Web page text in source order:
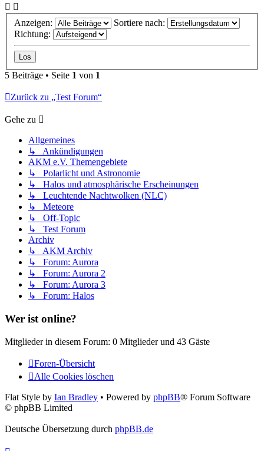
Anzeigen:
Sortiere nach:
Richtung:
5 Beiträge • Seite 1 von 1
Zurück zu „Test Forum“
Gehe zu
Allgemeines
↳ Ankündigungen
AKM e.V. Themengebiete
↳ Polarlicht und Astronomie
↳ Halos und atmosphärische Erscheinungen
↳ Leuchtende Nachtwolken (NLC)
↳ Meteore
↳ Off-Topic
↳ Test Forum
Archiv
↳ AKM Archiv
↳ Forum: Aurora
↳ Forum: Aurora 2
↳ Forum: Aurora 3
↳ Forum: Halos
Wer ist online?
Mitglieder in diesem Forum: 0 Mitglieder und 43 Gäste
Foren-Übersicht
Alle Cookies löschen
Flat Style by Ian Bradley • Powered by phpBB® Forum Software
© phpBB Limited
Deutsche Übersetzung durch phpBB.de